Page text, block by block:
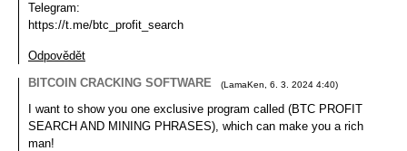
Telegram:
https://t.me/btc_profit_search
Odpovědět
BITCOIN CRACKING SOFTWARE
(LamaKen 6. 3. 2024 4:40)
I want to show you one exclusive program called (BTC PROFIT
SEARCH AND MINING PHRASES), which can make you a rich
man!